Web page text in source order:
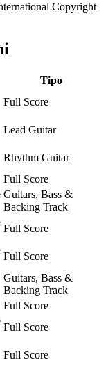
Copyright
Tipo
Full Score
Lead Guitar
Rhythm Guitar
Full Score
Guitars, Bass &
Backing Track
Full Score
Full Score
Guitars, Bass &
Backing Track
Full Score
Full Score
Full Score